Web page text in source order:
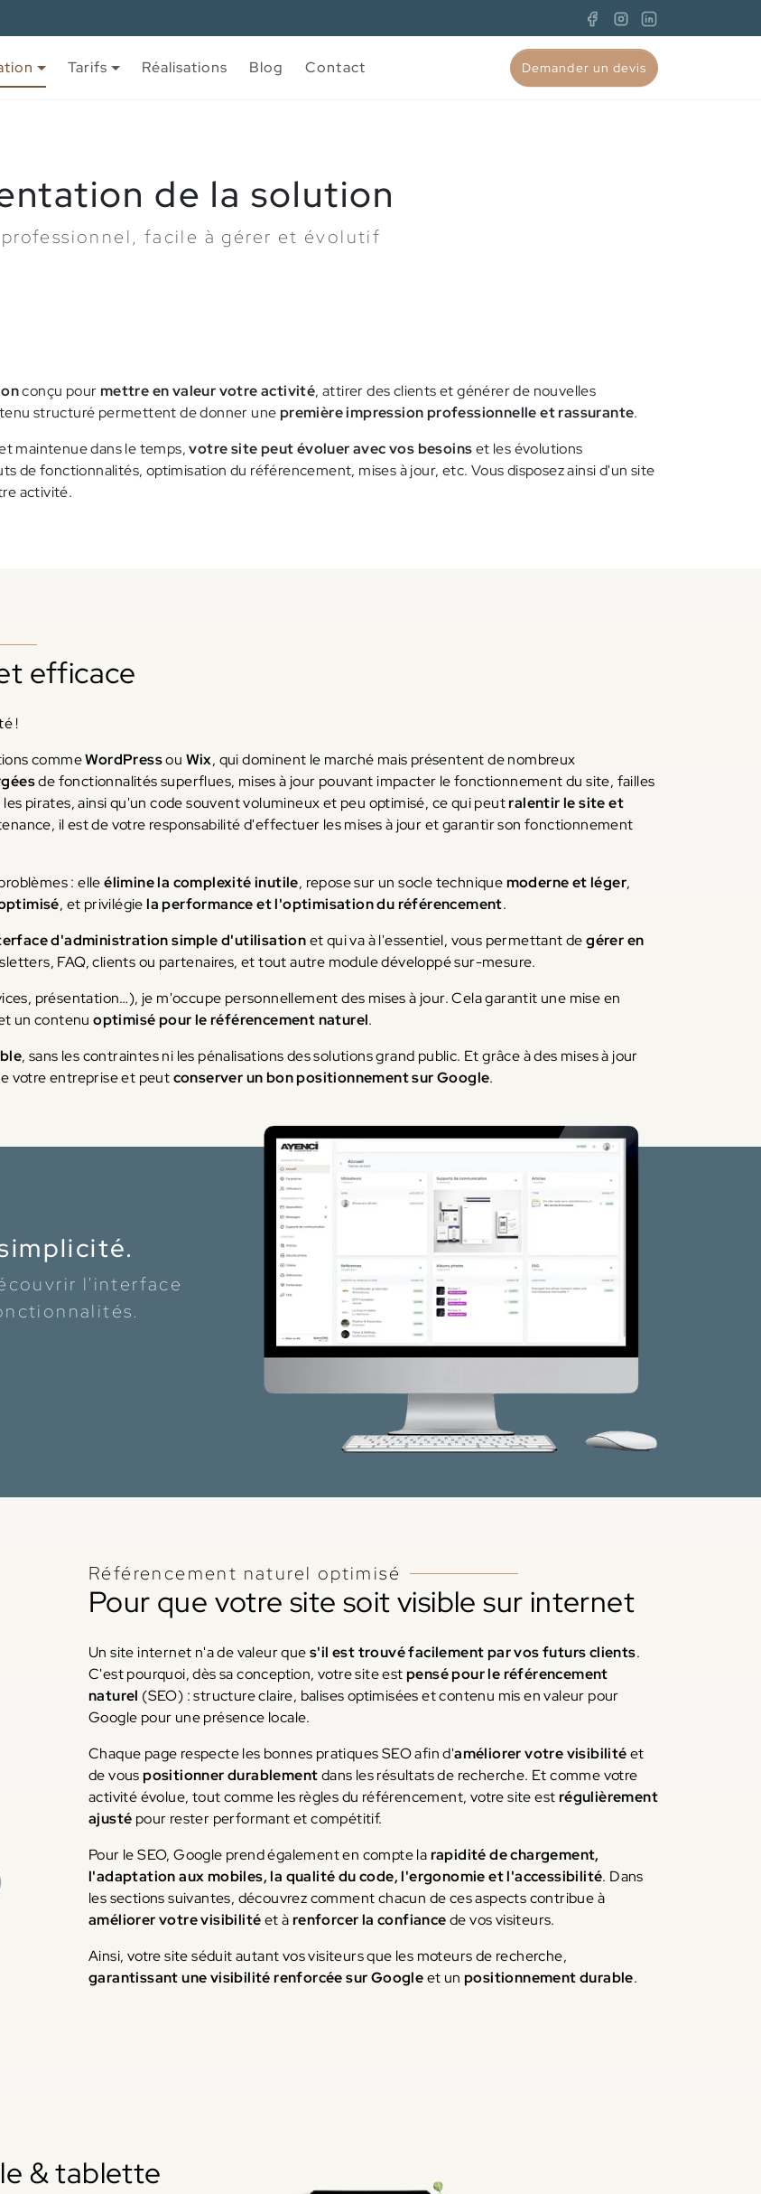
Tarifs Réalisations Blog Contact Demander un devis
de la solution
facile à gérer et évolutif
conçu pour mettre en valeur votre activité, attirer des clients et générer de nouvelles
structuré permettent de donner une première impression professionnelle et rassurante.
maintenue dans le temps,votre site peut évoluer avec vos besoinset les évolutions
de fonctionnalités, optimisation du référencement, mises à jour, etc. Vous disposez ainsi d'un site
activité.
efficace
!
commeWordPressou Wix, qui dominent le marché mais présentent de nombreux
de fonctionnalités superflues, mises à jour pouvant impacter le fonctionnement du site, failles
pirates, ainsi qu'un code souvent volumineux et peu optimisé, ce qui peutralentir le site et
il est de votre responsabilité d'effectuer les mises à jour et garantir son fonctionnement
: elleélimine la complexité inutile, repose sur un socle techniquemoderne et léger,
, et privilégiela performance et l'optimisation du référencement.
d'administration simple d'utilisationet qui va à l'essentiel, vous permettant degérer en
FAQ, clients ou partenaires, et tout autre module développé sur-mesure.
présentation…), je m'occupe personnellement des mises à jour. Cela garantit une mise en
un contenuoptimisé pour le référencement naturel.
, sans les contraintes ni les pénalisations des solutions grand public. Et grâce à des mises à jour
votre entreprise et peutconserver un bon positionnement sur Google.
l'interface
Référencement naturel optimisé
Pour que votre site soit visible sur internet
Un site internet n'a de valeur ques'il est trouvé facilement par vos futurs clients.
C'est pourquoi, dès sa conception, votre site estpensé pour le référencement
naturel (SEO) : structure claire, balises optimisées et contenu mis en valeur pour
Google pour une présence locale.
Chaque page respecte les bonnes pratiques SEO afin d'améliorer votre visibilitéet
de vouspositionner durablementdans les résultats de recherche. Et comme votre
activité évolue, tout comme les règles du référencement, votre site estrégulièrement
ajusté pour rester performant et compétitif.
Pour le SEO, Google prend également en compte larapidité de chargement,
l'adaptation aux mobiles, la qualité du code, l'ergonomie et l'accessibilité. Dans
les sections suivantes, découvrez comment chacun de ces aspects contribue à
améliorer votre visibilitéet àrenforcer la confiancede vos visiteurs.
Ainsi, votre site séduit autant vos visiteurs que les moteurs de recherche,
garantissant une visibilité renforcée sur Googleet unpositionnement durable.
& tablette